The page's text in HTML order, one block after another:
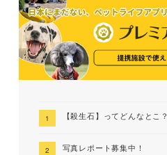
【殺生石】ってどんなとこ？
写真レポート募集中！